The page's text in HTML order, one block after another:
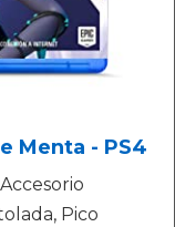
Menta - PS4
Pico